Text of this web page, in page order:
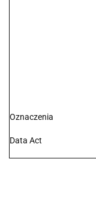
Oznaczenia
Data Act